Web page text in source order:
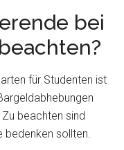
bei
für Studenten ist
beachten sind
bedenken sollten.